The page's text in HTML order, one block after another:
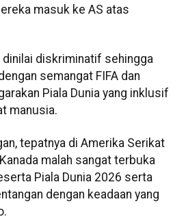
masuk ke AS atas
dinilai diskriminatif sehingga
semangat FIFA dan
Piala Dunia yang inklusif
manusia.
tepatnya di Amerika Serikat
malah sangat terbuka
Piala Dunia 2026 serta
dengan keadaan yang